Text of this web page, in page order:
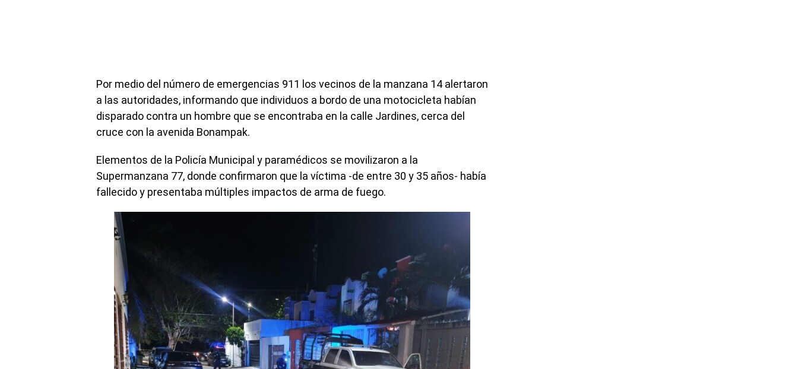
Por medio del número de emergencias 911 los vecinos de la manzana 14 alertaron
a las autoridades, informando que individuos a bordo de una motocicleta habían
disparado contra un hombre que se encontraba en la calle Jardines, cerca del
cruce con la avenida Bonampak.
Elementos de la Policía Municipal y paramédicos se movilizaron a la
Supermanzana 77, donde confirmaron que la víctima -de entre 30 y 35 años- había
fallecido y presentaba múltiples impactos de arma de fuego.